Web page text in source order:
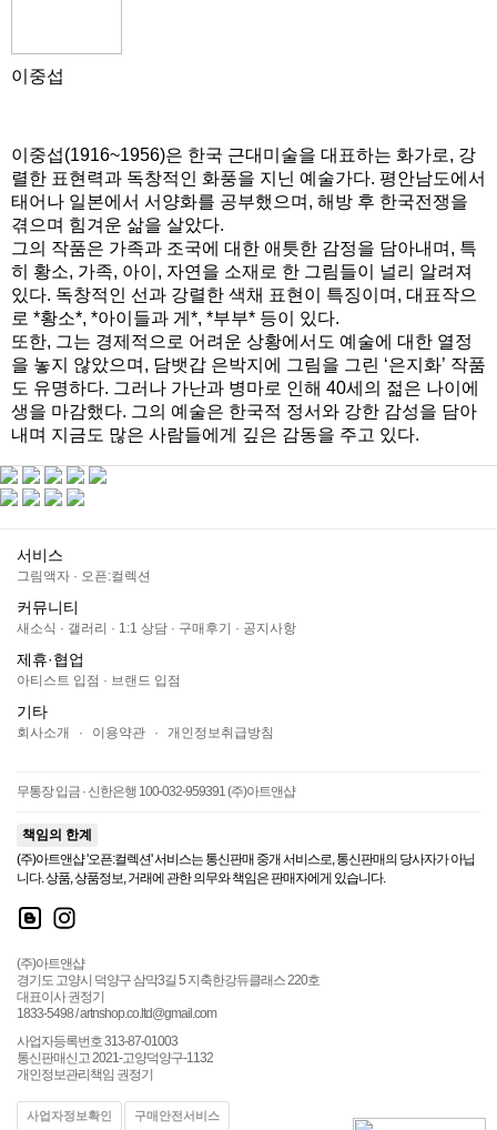
이중섭
이중섭(1916~1956)은 한국 근대미술을 대표하는 화가로, 강
렬한 표현력과 독창적인 화풍을 지닌 예술가다. 평안남도에서
태어나 일본에서 서양화를 공부했으며, 해방 후 한국전쟁을
겪으며 힘겨운 삶을 살았다.
그의 작품은 가족과 조국에 대한 애틋한 감정을 담아내며, 특
히 황소, 가족, 아이, 자연을 소재로 한 그림들이 널리 알려져
있다. 독창적인 선과 강렬한 색채 표현이 특징이며, 대표작으
로 *황소*, *아이들과 게*, *부부* 등이 있다.
또한, 그는 경제적으로 어려운 상황에서도 예술에 대한 열정
을 놓지 않았으며, 담뱃갑 은박지에 그림을 그린 ‘은지화’ 작품
도 유명하다. 그러나 가난과 병마로 인해 40세의 젊은 나이에
생을 마감했다. 그의 예술은 한국적 정서와 강한 감성을 담아
내며 지금도 많은 사람들에게 깊은 감동을 주고 있다.
서비스
그림액자 · 오픈:컬렉션
커뮤니티
새소식 · 갤러리 · 1:1 상담 · 구매후기 · 공지사항
제휴·협업
아티스트 입점 · 브랜드 입점
기타
회사소개 · 이용약관 · 개인정보취급방침
무통장 입금 · 신한은행 100-032-959391 (주)아트앤샵
책임의 한계
(주)아트앤샵 '오픈:컬렉션' 서비스는 통신판매 중개 서비스로, 통신판매의 당사자가 아닙
니다. 상품, 상품정보, 거래에 관한 의무와 책임은 판매자에게 있습니다.
(주)아트앤샵
경기도 고양시 덕양구 삼막3길 5 지축한강듀클래스 220호
대표이사 권정기
1833-5498 / artnshop.co.ltd@gmail.com
사업자등록번호 313-87-01003
통신판매신고 2021-고양덕양구-1132
개인정보관리책임 권정기
사업자정보확인 구매안전서비스